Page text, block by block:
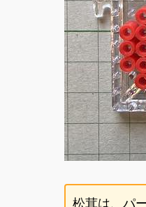
松茸は、パ